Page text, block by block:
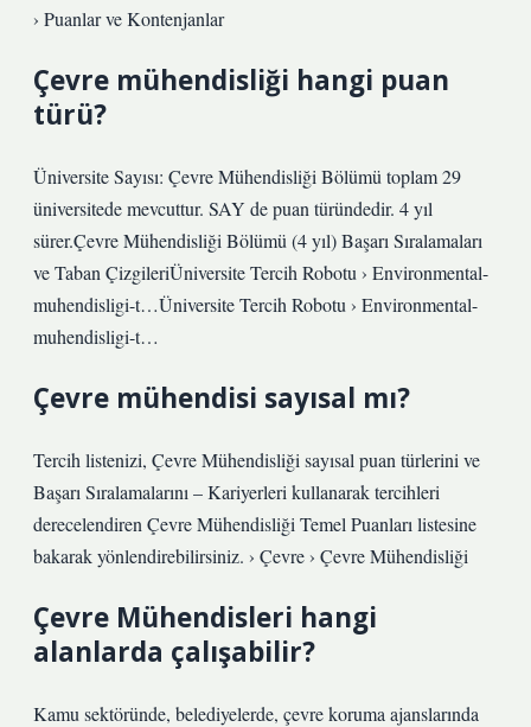
› Puanlar ve Kontenjanlar
Çevre mühendisliği hangi puan
türü?
Üniversite Sayısı: Çevre Mühendisliği Bölümü toplam 29
üniversitede mevcuttur. SAY de puan türündedir. 4 yıl
sürer.Çevre Mühendisliği Bölümü (4 yıl) Başarı Sıralamaları
ve Taban ÇizgileriÜniversite Tercih Robotu › Environmental-
muhendisligi-t…Üniversite Tercih Robotu › Environmental-
muhendisligi-t…
Çevre mühendisi sayısal mı?
Tercih listenizi, Çevre Mühendisliği sayısal puan türlerini ve
Başarı Sıralamalarını – Kariyerleri kullanarak tercihleri ​​
derecelendiren Çevre Mühendisliği Temel Puanları listesine
bakarak yönlendirebilirsiniz. › Çevre › Çevre Mühendisliği
Çevre Mühendisleri hangi
alanlarda çalışabilir?
Kamu sektöründe, belediyelerde, çevre koruma ajanslarında